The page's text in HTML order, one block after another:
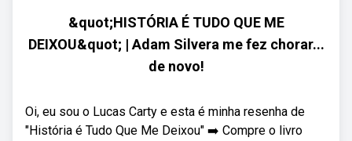
&quot;HISTÓRIA É TUDO QUE ME
DEIXOU&quot; | Adam Silvera me fez chorar...
de novo!
Oi, eu sou o Lucas Carty e esta é minha resenha de
"História é Tudo Que Me Deixou" ➡️ Compre o livro